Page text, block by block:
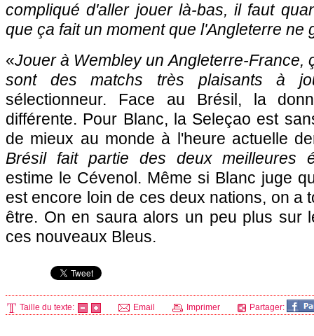
compliqué d'aller jouer là-bas, il faut
que ça fait un moment que l'Angleterre ne
«Jouer à Wembley un Angleterre-France,
sont des matchs très plaisants à
sélectionneur. Face au Brésil, la
différente. Pour Blanc, la Seleçao est
de mieux au monde à l'heure actuelle
Brésil fait partie des deux meilleures
estime le Cévenol. Même si Blanc juge
est encore loin de ces deux nations, on a
être. On en saura alors un peu plus sur
ces nouveaux Bleus.
Taille du texte: Email Imprimer Partager: